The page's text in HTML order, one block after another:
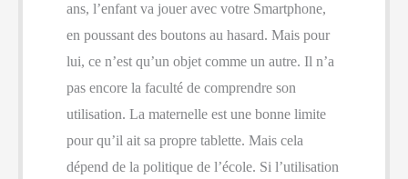
ans, l’enfant va jouer avec votre Smartphone,
en poussant des boutons au hasard. Mais pour
lui, ce n’est qu’un objet comme un autre. Il n’a
pas encore la faculté de comprendre son
utilisation. La maternelle est une bonne limite
pour qu’il ait sa propre tablette. Mais cela
dépend de la politique de l’école. Si l’utilisation